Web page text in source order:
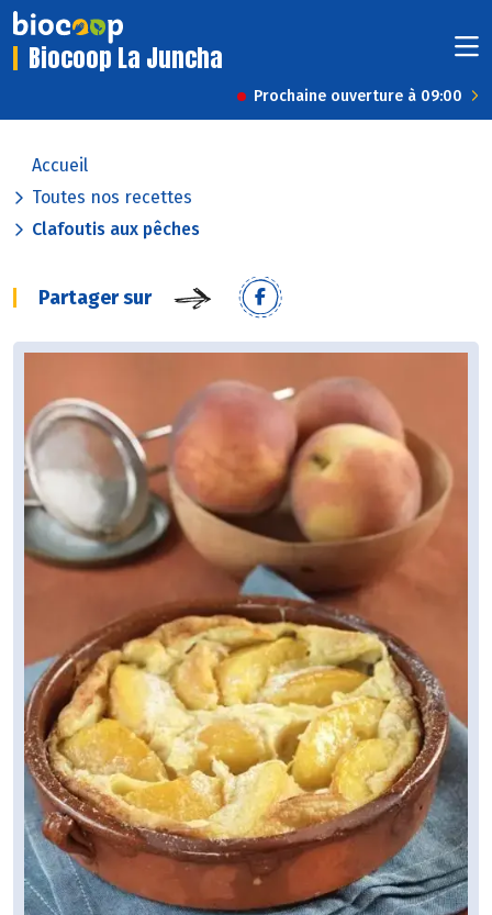
Biocoop La Juncha
Prochaine ouverture à 09:00
Accueil
Toutes nos recettes
Clafoutis aux pêches
Partager sur